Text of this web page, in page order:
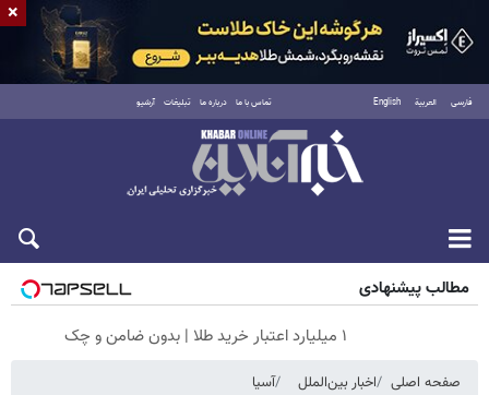
فارسی العربية English تماس با ما درباره ما تبلیغات آرشیو
شنبه ۱۷ مرداد ۱۴۰۵
مطالب پیشنهادی
۱ میلیارد اعتبار خرید طلا | بدون ضامن و چک
صفحه اصلی اخبار بین‌الملل آسیا
×